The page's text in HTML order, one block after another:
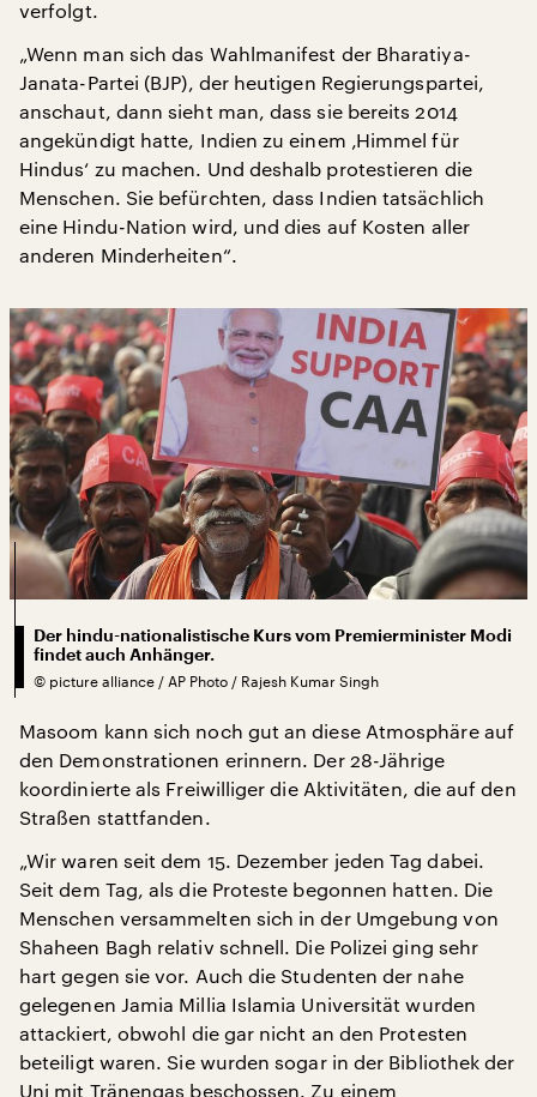
verfolgt.
„Wenn man sich das Wahlmanifest der Bharatiya-
Janata-Partei (BJP), der heutigen Regierungspartei,
anschaut, dann sieht man, dass sie bereits 2014
angekündigt hatte, Indien zu einem ‚Himmel für
Hindus‘ zu machen. Und deshalb protestieren die
Menschen. Sie befürchten, dass Indien tatsächlich
eine Hindu-Nation wird, und dies auf Kosten aller
anderen Minderheiten“.
Der hindu-nationalistische Kurs vom Premierminister Modi
findet auch Anhänger.
© picture alliance / AP Photo / Rajesh Kumar Singh
Masoom kann sich noch gut an diese Atmosphäre auf
den Demonstrationen erinnern. Der 28-Jährige
koordinierte als Freiwilliger die Aktivitäten, die auf den
Straßen stattfanden.
„Wir waren seit dem 15. Dezember jeden Tag dabei.
Seit dem Tag, als die Proteste begonnen hatten. Die
Menschen versammelten sich in der Umgebung von
Shaheen Bagh relativ schnell. Die Polizei ging sehr
hart gegen sie vor. Auch die Studenten der nahe
gelegenen Jamia Millia Islamia Universität wurden
attackiert, obwohl die gar nicht an den Protesten
beteiligt waren. Sie wurden sogar in der Bibliothek der
Uni mit Tränengas beschossen. Zu einem